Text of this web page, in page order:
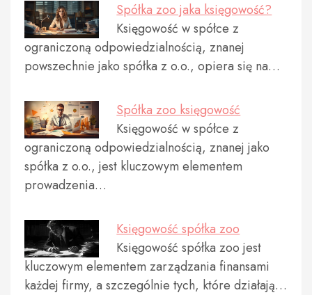
Spółka zoo jaka księgowość?
Księgowość w spółce z
ograniczoną odpowiedzialnością, znanej
powszechnie jako spółka z o.o., opiera się na…
Spółka zoo księgowość
Księgowość w spółce z
ograniczoną odpowiedzialnością, znanej jako
spółka z o.o., jest kluczowym elementem
prowadzenia…
Księgowość spółka zoo
Księgowość spółka zoo jest
kluczowym elementem zarządzania finansami
każdej firmy, a szczególnie tych, które działają…